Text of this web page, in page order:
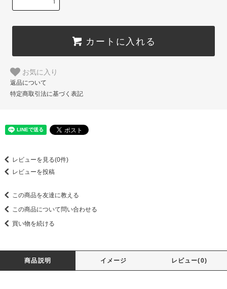
カートに入れる
お気に入り
返品について
特定商取引法に基づく表記
レビューを見る(0件)
レビューを投稿
この商品を友達に教える
この商品について問い合わせる
買い物を続ける
商品説明 イメージ レビュー(0)